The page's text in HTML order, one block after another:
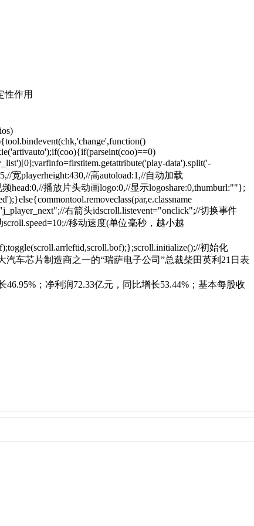
性作用
data').split('-
宽playerheight:430,//高autoload:1,//自动加载
head:0,//播放片头动画logo:0,//显示logoshare:0,thumburl:""};
右箭头idscroll.listevent="onclick";//切换事件
移动速度(单位毫秒，越小越
初始化
车芯片制造商之一的“瑞萨电子公司”总裁柴田英利21日表
；净利润72.33亿元，同比增长53.44%；基本每股收